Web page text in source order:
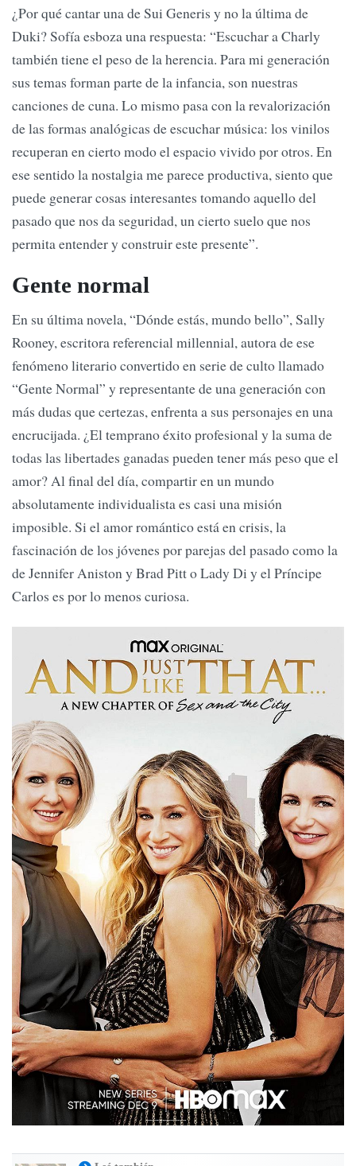
¿Por qué cantar una de Sui Generis y no la última de
Duki? Sofía esboza una respuesta: “Escuchar a Charly
también tiene el peso de la herencia. Para mi generación
sus temas forman parte de la infancia, son nuestras
canciones de cuna. Lo mismo pasa con la revalorización
de las formas analógicas de escuchar música: los vinilos
recuperan en cierto modo el espacio vivido por otros. En
ese sentido la nostalgia me parece productiva, siento que
puede generar cosas interesantes tomando aquello del
pasado que nos da seguridad, un cierto suelo que nos
permita entender y construir este presente”.
Gente normal
En su última novela, “Dónde estás, mundo bello”,Sally
Rooney, escritora referencial millennial, autora de ese
fenómeno literario convertido en serie de culto llamado
“Gente Normal” y representante de una generación con
más dudas que certezas, enfrenta a sus personajes en una
encrucijada. ¿El temprano éxito profesional y la suma de
todas las libertades ganadas pueden tener más peso que el
amor? Al final del día, compartir en un mundo
absolutamente individualista es casi una misión
imposible. Si el amor romántico está en crisis, la
fascinación de los jóvenes por parejas del pasado como la
de Jennifer Aniston y Brad Pitt o Lady Di y el Príncipe
Carlos es por lo menos curiosa.